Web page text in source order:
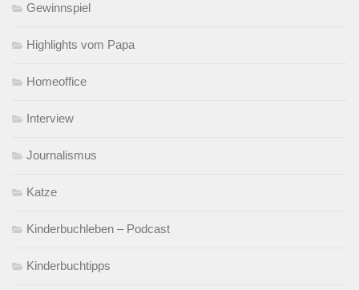
Gewinnspiel
Highlights vom Papa
Homeoffice
Interview
Journalismus
Katze
Kinderbuchleben – Podcast
Kinderbuchtipps